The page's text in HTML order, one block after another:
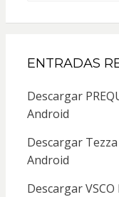
ENTRADAS
Descargar
Android
Descargar
Android
Descargar